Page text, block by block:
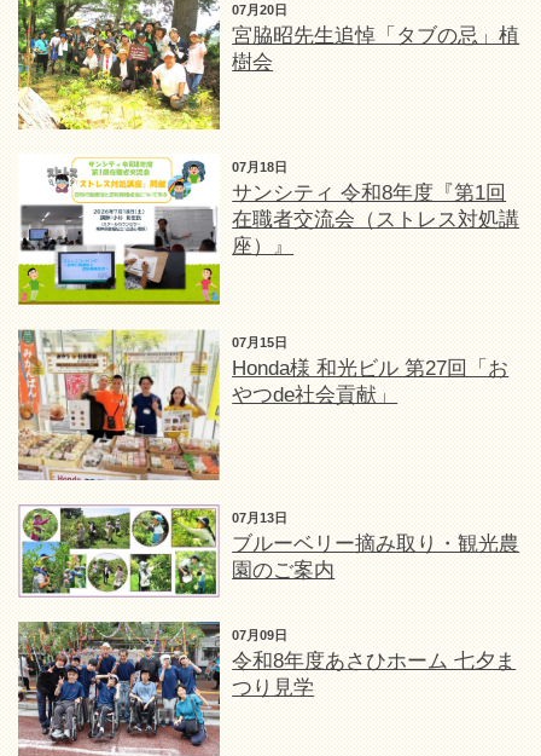
07月20日
宮脇昭先生追悼「タブの忌」植
樹会
07月18日
サンシティ 令和8年度『第1回
在職者交流会（ストレス対処講
座）』
07月15日
Honda様 和光ビル 第27回「お
やつde社会貢献」
07月13日
ブルーベリー摘み取り・観光農
園のご案内
07月09日
令和8年度あさひホーム 七夕ま
つり見学